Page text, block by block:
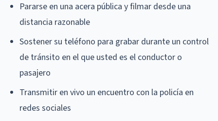
Pararse en una acera pública y filmar desde una
distancia razonable
Sostener su teléfono para grabar durante un control
de tránsito en el que usted es el conductor o
pasajero
Transmitir en vivo un encuentro con la policía en
redes sociales